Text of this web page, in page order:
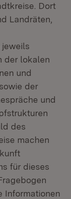
Dort
Landräten,
der lokalen
und
der
und
des
machen
für dieses
Informationen